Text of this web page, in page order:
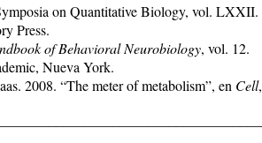
on Quantitative Biology, vol. LXXII.
Press.
ofBehavioral Neurobiology, vol. 12.
Nueva York.
2008. “The meter of metabolism”, en Cell,